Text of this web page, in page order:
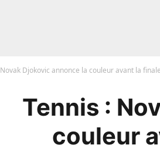
Novak Djokovic annonce la couleur avant la
Tennis :
couleur